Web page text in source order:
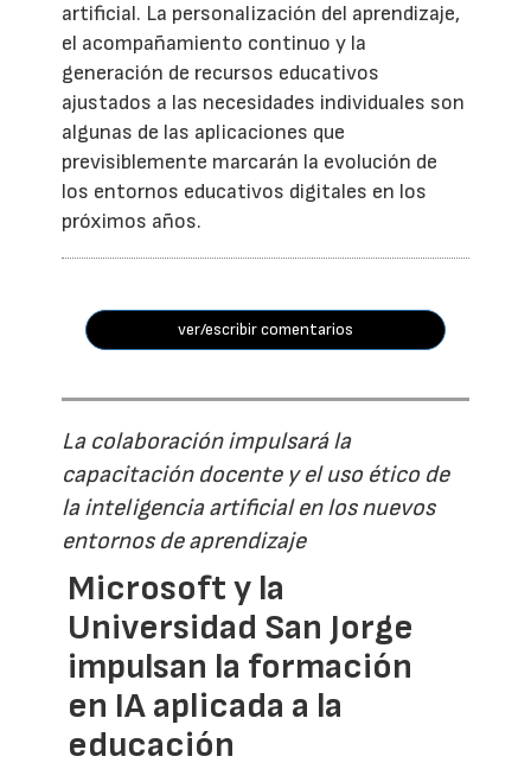
artificial. La personalización del aprendizaje,
el acompañamiento continuo y la
generación de recursos educativos
ajustados a las necesidades individuales son
algunas de las aplicaciones que
previsiblemente marcarán la evolución de
los entornos educativos digitales en los
próximos años.
ver/escribir comentarios
La colaboración impulsará la
capacitación docente y el uso ético de
la inteligencia artificial en los nuevos
entornos de aprendizaje
Microsoft y la
Universidad San Jorge
impulsan la formación
en IA aplicada a la
educación